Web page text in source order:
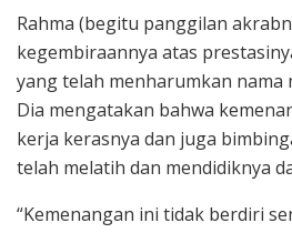
Rahma (begitu panggilan
kegembiraannya atas
yang telah menharumkan nama
Dia mengatakan bahwa
kerja kerasnya dan juga
telah melatih dan mendidiknya
“Kemenangan ini tidak berdiri